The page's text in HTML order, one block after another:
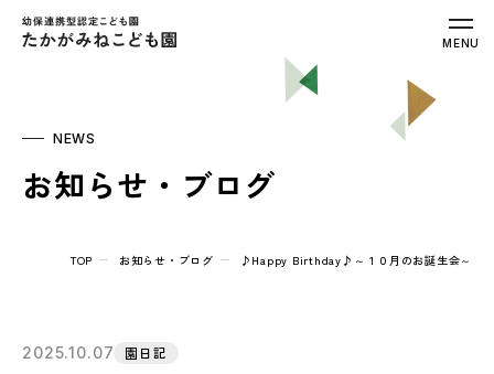
幼保連携型認定こども園 たかがみねこ
MENU
NEWS
お知らせ・ブログ
TOP お知らせ・ブログ ♪Happy Birthday♪～１０月のお誕生会～
2025.10.07 園日記